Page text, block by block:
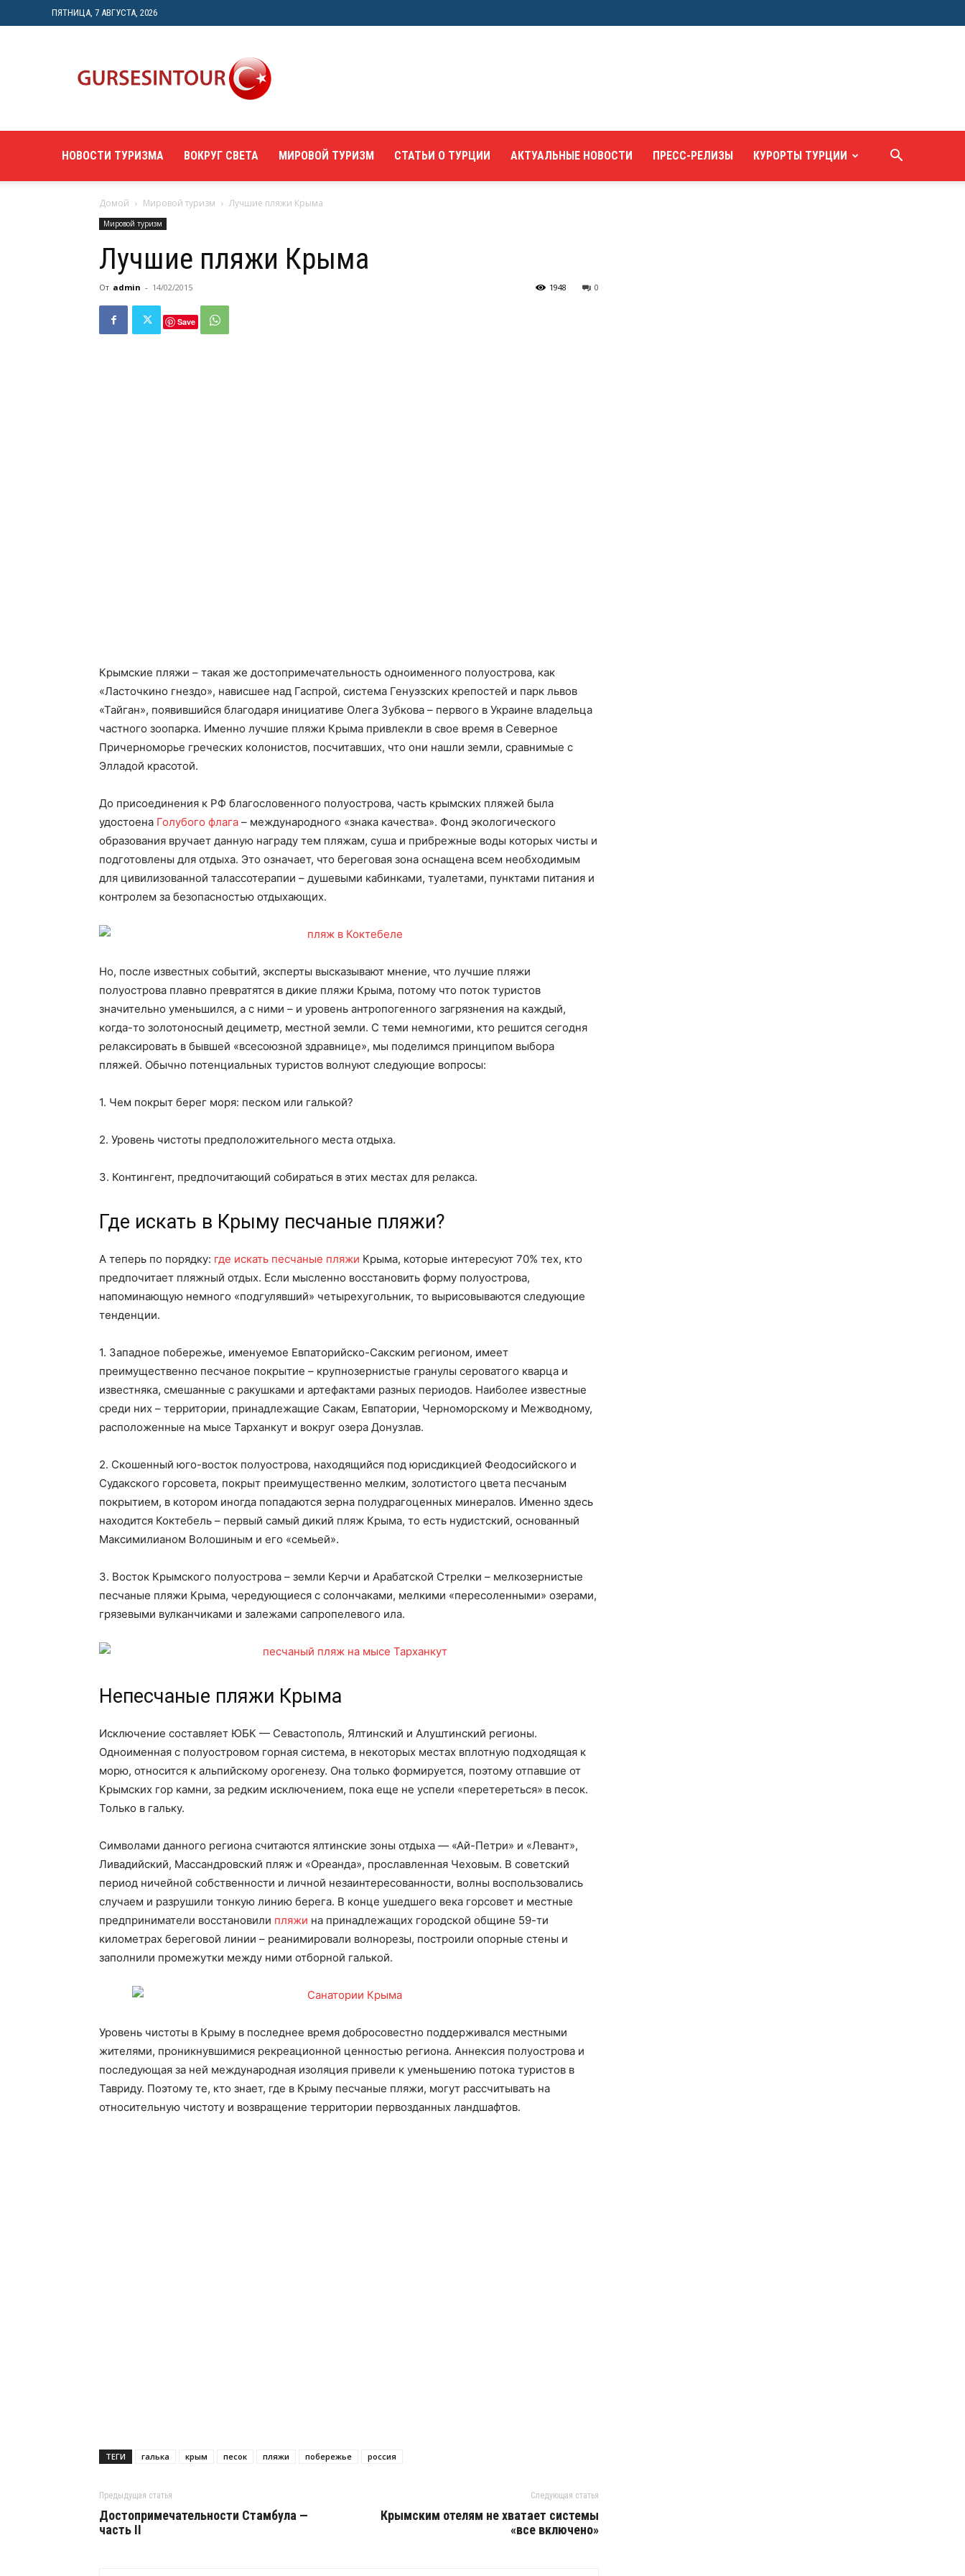
ПЯТНИЦА, 7 АВГУСТА, 2026
—
познавательный
туристический
НОВОСТИ ТУРИЗМА ВОКРУГ СВЕТА МИРОВОЙ ТУРИЗМ СТАТЬИ О ТУРЦИИ АКТУАЛЬНЫЕ НОВОСТИ ПРЕСС-РЕЛИЗЫ КУРОРТЫ ТУРЦИИ
Домой Мировой туризм Лучшие пляжи Крыма
Мировой туризм
Лучшие пляжи Крыма
От admin - 14/02/2015 0
1948
Save
Крымские пляжи – такая же достопримечательность одноименного полуострова, как
«Ласточкино гнездо», нависшее над Гаспрой, система Генуэзских крепостей и парк львов
«Тайган», появившийся благодаря инициативе Олега Зубкова – первого в Украине владельца
частного зоопарка. Именно лучшие пляжи Крыма привлекли в свое время в Северное
Причерноморье греческих колонистов, посчитавших, что они нашли земли, сравнимые с
Элладой красотой.
До присоединения к РФ благословенного полуострова, часть крымских пляжей была
удостоена Голубого флага – международного «знака качества». Фонд экологического
образования вручает данную награду тем пляжам, суша и прибрежные воды которых чисты и
подготовлены для отдыха. Это означает, что береговая зона оснащена всем необходимым
для цивилизованной талассотерапии – душевыми кабинками, туалетами, пунктами питания и
контролем за безопасностью отдыхающих.
Но, после известных событий, эксперты высказывают мнение, что лучшие пляжи
полуострова плавно превратятся в дикие пляжи Крыма, потому что поток туристов
значительно уменьшился, а с ними – и уровень антропогенного загрязнения на каждый,
когда-то золотоносный дециметр, местной земли. С теми немногими, кто решится сегодня
релаксировать в бывшей «всесоюзной здравнице», мы поделимся принципом выбора
пляжей. Обычно потенциальных туристов волнуют следующие вопросы:
1. Чем покрыт берег моря: песком или галькой?
2. Уровень чистоты предположительного места отдыха.
3. Контингент, предпочитающий собираться в этих местах для релакса.
Где искать в Крыму песчаные пляжи?
А теперь по порядку: где искать песчаные пляжи Крыма, которые интересуют 70% тех, кто
предпочитает пляжный отдых. Если мысленно восстановить форму полуострова,
напоминающую немного «подгулявший» четырехугольник, то вырисовываются следующие
тенденции.
1. Западное побережье, именуемое Евпаторийско-Сакским регионом, имеет
преимущественно песчаное покрытие – крупнозернистые гранулы сероватого кварца и
известняка, смешанные с ракушками и артефактами разных периодов. Наиболее известные
среди них – территории, принадлежащие Сакам, Евпатории, Черноморскому и Межводному,
расположенные на мысе Тарханкут и вокруг озера Донузлав.
2. Скошенный юго-восток полуострова, находящийся под юрисдикцией Феодосийского и
Судакского горсовета, покрыт преимущественно мелким, золотистого цвета песчаным
покрытием, в котором иногда попадаются зерна полудрагоценных минералов. Именно здесь
находится Коктебель – первый самый дикий пляж Крыма, то есть нудистский, основанный
Максимилианом Волошиным и его «семьей».
3. Восток Крымского полуострова – земли Керчи и Арабатской Стрелки – мелкозернистые
песчаные пляжи Крыма, чередующиеся с солончаками, мелкими «пересоленными» озерами,
грязевыми вулканчиками и залежами сапропелевого ила.
Непесчаные пляжи Крыма
Исключение составляет ЮБК — Севастополь, Ялтинский и Алуштинский регионы.
Одноименная с полуостровом горная система, в некоторых местах вплотную подходящая к
морю, относится к альпийскому орогенезу. Она только формируется, поэтому отпавшие от
Крымских гор камни, за редким исключением, пока еще не успели «перетереться» в песок.
Только в гальку.
Символами данного региона считаются ялтинские зоны отдыха — «Ай-Петри» и «Левант»,
Ливадийский, Массандровский пляж и «Ореанда», прославленная Чеховым. В советский
период ничейной собственности и личной незаинтересованности, волны воспользовались
случаем и разрушили тонкую линию берега. В конце ушедшего века горсовет и местные
предприниматели восстановили пляжи на принадлежащих городской общине 59-ти
километрах береговой линии – реанимировали волнорезы, построили опорные стены и
заполнили промежутки между ними отборной галькой.
Уровень чистоты в Крыму в последнее время добросовестно поддерживался местными
жителями, проникнувшимися рекреационной ценностью региона. Аннексия полуострова и
последующая за ней международная изоляция привели к уменьшению потока туристов в
Тавриду. Поэтому те, кто знает, где в Крыму песчаные пляжи, могут рассчитывать на
относительную чистоту и возвращение территории первозданных ландшафтов.
ТЕГИ галька крым песок пляжи побережье россия
Предыдущая статья
Достопримечательности Стамбула —
часть II
Следующая статья
Крымским отелям не хватает системы
«все включено»